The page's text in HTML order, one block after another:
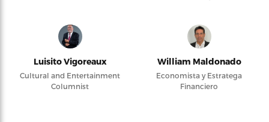
Luisito Vigoreaux
Cultural and Entertainment
Columnist
William Maldonado
Economista y Estratega
Financiero